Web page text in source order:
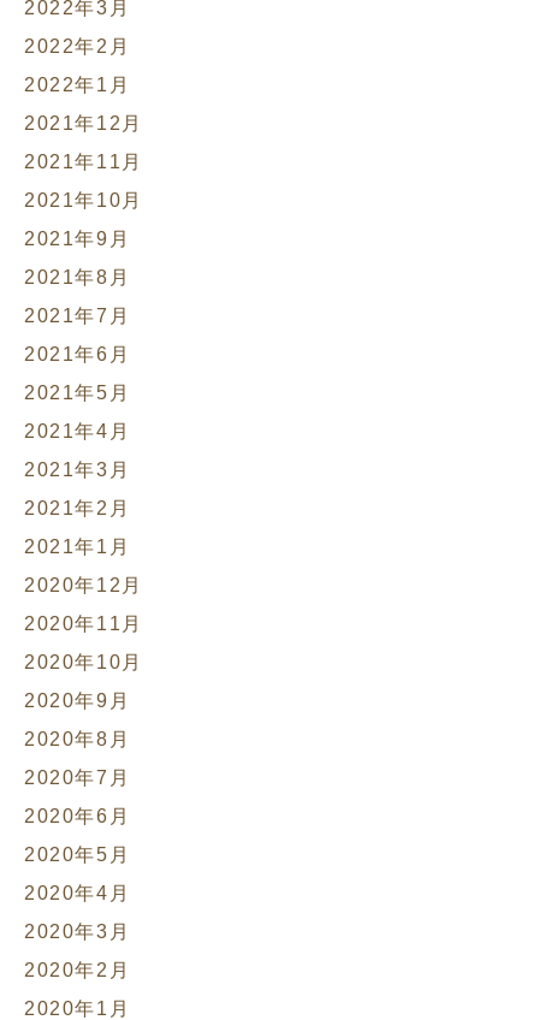
2022年3月
2022年2月
2022年1月
2021年12月
2021年11月
2021年10月
2021年9月
2021年8月
2021年7月
2021年6月
2021年5月
2021年4月
2021年3月
2021年2月
2021年1月
2020年12月
2020年11月
2020年10月
2020年9月
2020年8月
2020年7月
2020年6月
2020年5月
2020年4月
2020年3月
2020年2月
2020年1月